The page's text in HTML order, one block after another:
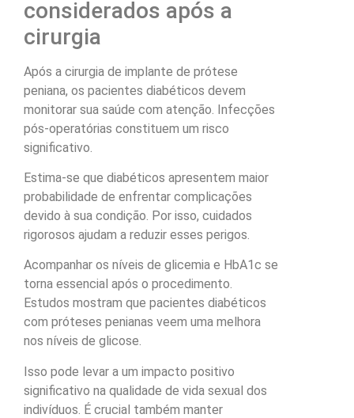
considerados após a
cirurgia
Após a cirurgia de implante de prótese
peniana, os pacientes diabéticos devem
monitorar sua saúde com atenção. Infecções
pós-operatórias constituem um risco
significativo.
Estima-se que diabéticos apresentem maior
probabilidade de enfrentar complicações
devido à sua condição. Por isso, cuidados
rigorosos ajudam a reduzir esses perigos.
Acompanhar os níveis de glicemia e HbA1c se
torna essencial após o procedimento.
Estudos mostram que pacientes diabéticos
com próteses penianas veem uma melhora
nos níveis de glicose.
Isso pode levar a um impacto positivo
significativo na qualidade de vida sexual dos
indivíduos. É crucial também manter